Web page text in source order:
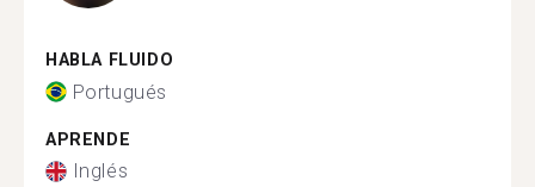
HABLA FLUIDO
Portugués
APRENDE
Inglés